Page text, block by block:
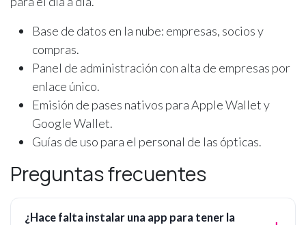
Base de datos en la nube: empresas, socios y
compras.
Panel de administración con alta de empresas por
enlace único.
Emisión de pases nativos para Apple Wallet y
Google Wallet.
Guías de uso para el personal de las ópticas.
Preguntas frecuentes
¿Hace falta instalar una app para tener la